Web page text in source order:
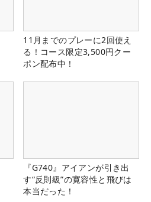
11月までのプレーに2回使え
る！コース限定3,500円クー
ポン配布中！
『G740』アイアンが引き出
す“反則級”の寛容性と飛びは
本当だった！